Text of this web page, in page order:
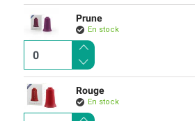
Prune
En stock
Rouge
En stock